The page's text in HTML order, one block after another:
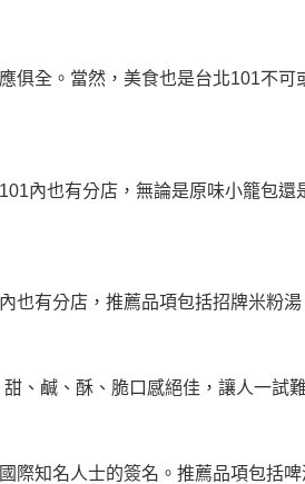
全。當然，美食也是台北101不
內也有分店，無論是原味小籠包
也有分店，推薦品項包括招牌米粉湯
、鹹、酥、脆口感絕佳，讓人一試
知名人士的簽名。推薦品項包括